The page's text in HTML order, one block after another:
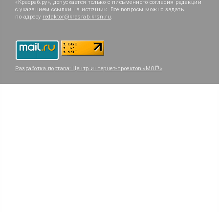
«Красраб.ру», допускается только с письменного согласия редакции
с указанием ссылки на источник. Все вопросы можно задать
по адресу redaktor@krasrab.krsn.ru.
Разработка портала: Центр интернет-проектов «МОЁ!»